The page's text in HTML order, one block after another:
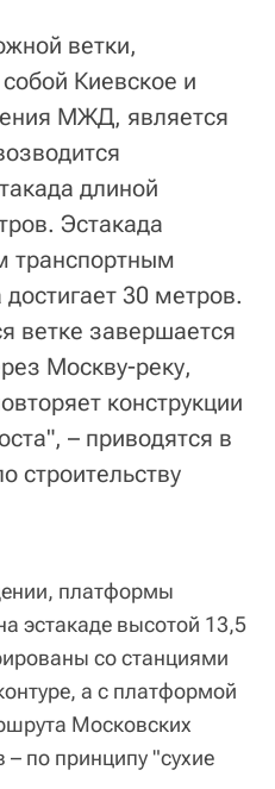
ветки,
Киевское и
МЖД, является
длиной
Эстакада
транспортным
30 метров.
ветке завершается
Москву-реку,
конструкции
– приводятся в
строительству
платформы
эстакаде высотой 13,5
со станциями
а с платформой
Московских
по принципу "сухие